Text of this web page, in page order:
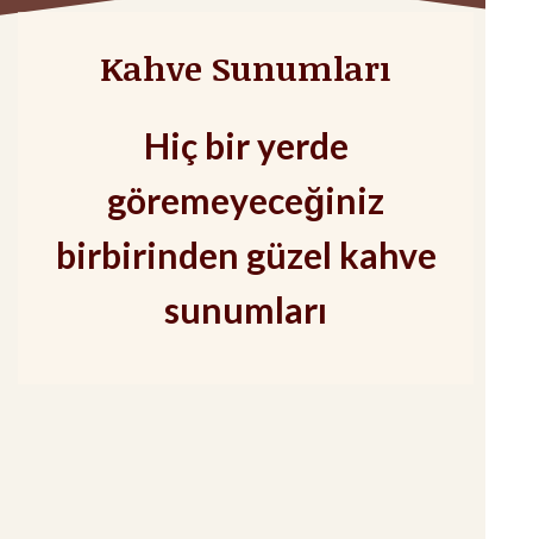
Kahve Sunumları
Hiç bir yerde
göremeyeceğiniz
birbirinden güzel kahve
sunumları